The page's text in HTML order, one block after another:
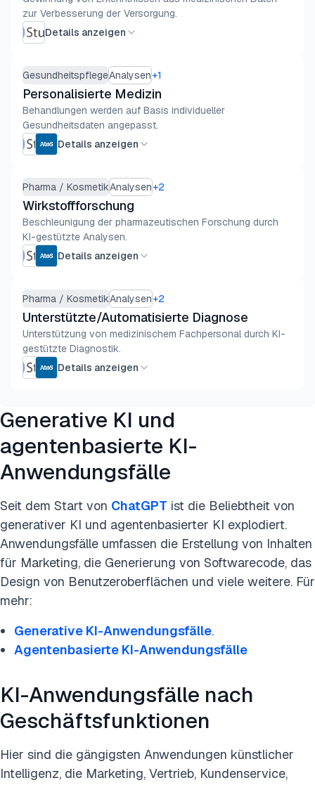
zur Verbesserung der Versorgung.
Details anzeigen
GesundheitspflegeAnalysen+1
Personalisierte Medizin
Behandlungen werden auf Basis individueller
Gesundheitsdaten angepasst.
Details anzeigen
Pharma / KosmetikAnalysen+2
Wirkstoffforschung
Beschleunigung der pharmazeutischen Forschung durch
KI-gestützte Analysen.
Details anzeigen
Pharma / KosmetikAnalysen+2
Unterstützte/Automatisierte Diagnose
Unterstützung von medizinischem Fachpersonal durch KI-
gestützte Diagnostik.
Details anzeigen
Generative KI und
agentenbasierte KI-
Anwendungsfälle
Seit dem Start von ChatGPT ist die Beliebtheit von
generativer KI und agentenbasierter KI explodiert.
Anwendungsfälle umfassen die Erstellung von Inhalten
für Marketing, die Generierung von Softwarecode, das
Design von Benutzeroberflächen und viele weitere. Für
mehr:
Generative KI-Anwendungsfälle.
Agentenbasierte KI-Anwendungsfälle
KI-Anwendungsfälle nach
Geschäftsfunktionen
Hier sind die gängigsten Anwendungen künstlicher
Intelligenz, die Marketing, Vertrieb, Kundenservice,